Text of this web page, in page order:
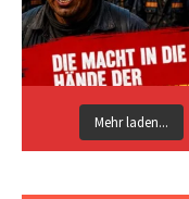
Mehr laden...